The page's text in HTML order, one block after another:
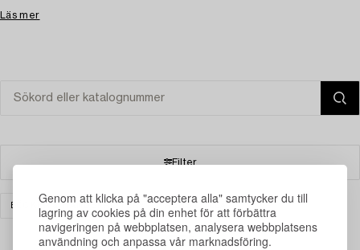
Genom att klicka på "acceptera alla" samtycker du till
lagring av cookies på din enhet för att förbättra
navigeringen på webbplatsen, analysera webbplatsens
användning och anpassa vår marknadsföring.
Läs mer
Filter
BÖCKER & HANDSKRIFTER RENSA ALLA